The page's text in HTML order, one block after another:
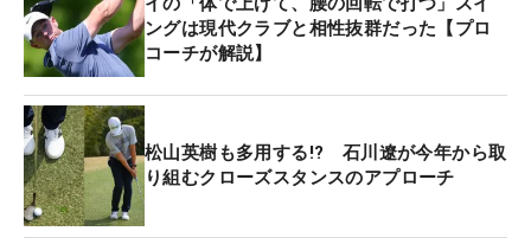
ングは現代クラブと相性抜群だった【プロ
コーチが解説】
松山英樹も多用する!? 石川遼が今年から取
り組むクローズスタンスのアプローチ